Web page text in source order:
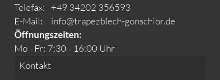
Telefax:
+49 34202 356593
E-Mail:
info@trapezblech-gonschior.de
Öffnungszeiten:
Mo - Fr: 7:30 - 16:00 Uhr
Kontakt